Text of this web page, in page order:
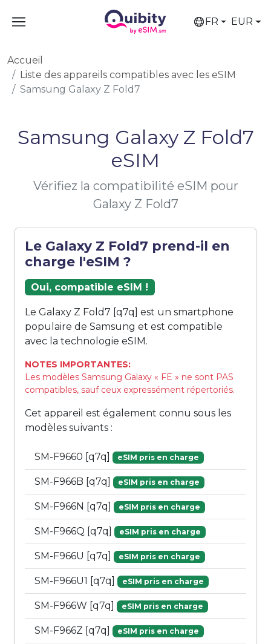
FR EUR
Accueil
Liste des appareils compatibles avec les eSIM
Samsung Galaxy Z Fold7
Samsung Galaxy Z Fold7
eSIM
Vérifiez la compatibilité eSIM pour
Galaxy Z Fold7
Le Galaxy Z Fold7 prend-il en
charge l'eSIM ?
Oui, compatible eSIM !
Le Galaxy Z Fold7 [q7q] est un smartphone
populaire de Samsung et est compatible
avec la technologie eSIM.
NOTES IMPORTANTES:
Les modèles Samsung Galaxy « FE » ne sont PAS
compatibles, sauf ceux expressément répertoriés.
Cet appareil est également connu sous les
modèles suivants :
SM-F9660 [q7q] eSIM pris en charge
SM-F966B [q7q] eSIM pris en charge
SM-F966N [q7q] eSIM pris en charge
SM-F966Q [q7q] eSIM pris en charge
SM-F966U [q7q] eSIM pris en charge
SM-F966U1 [q7q] eSIM pris en charge
SM-F966W [q7q] eSIM pris en charge
SM-F966Z [q7q] eSIM pris en charge